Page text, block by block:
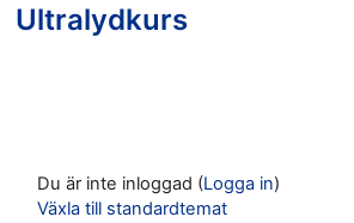
Ultralydkurs
Du är inte inloggad (Logga in)
Växla till standardtemat